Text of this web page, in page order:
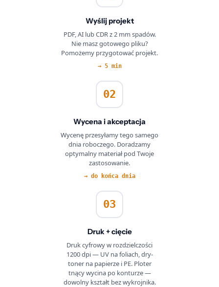
Wyślij projekt
PDF, AI lub CDR z 2 mm spadów.
Nie masz gotowego pliku?
Pomożemy przygotować projekt.
→ 5 min
02
Wycena i akceptacja
Wycenę przesyłamy tego samego
dnia roboczego. Doradzamy
optymalny materiał pod Twoje
zastosowanie.
→ do końca dnia
03
Druk + cięcie
Druk cyfrowy w rozdzielczości
1200 dpi — UV na foliach, dry-
toner na papierze i PE. Ploter
tnący wycina po konturze —
dowolny kształt bez wykrojnika.